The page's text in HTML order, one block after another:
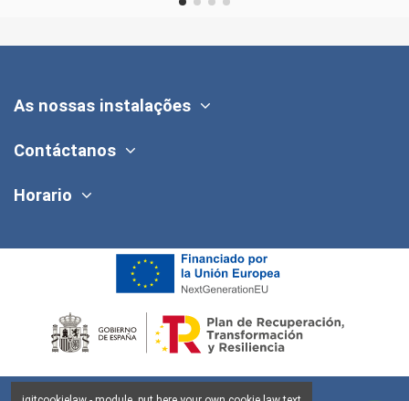
As nossas instalações
Contáctanos
Horario